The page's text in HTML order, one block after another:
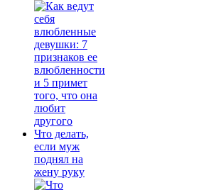
Что делать,
если муж
поднял на
жену руку